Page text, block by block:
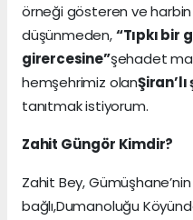
örneği gösteren ve harbin
düşünmeden,“Tıpkı bir
girercesine”şehadet
hemşehrimiz olan
tanıtmak istiyorum.
Zahit Güngör Kimdir?
Zahit Bey,
bağlı,Dumanoluğu